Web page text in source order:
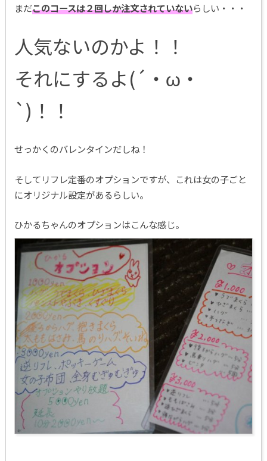
まだこのコースは２回しか注文されていないらしい・・・
人気ないのかよ！！
それにするよ(´・ω・
`)！！
せっかくのバレンタインだしね！
そしてリフレ定番のオプションですが、これは女の子ごと
にオリジナル設定があるらしい。
ひかるちゃんのオプションはこんな感じ。